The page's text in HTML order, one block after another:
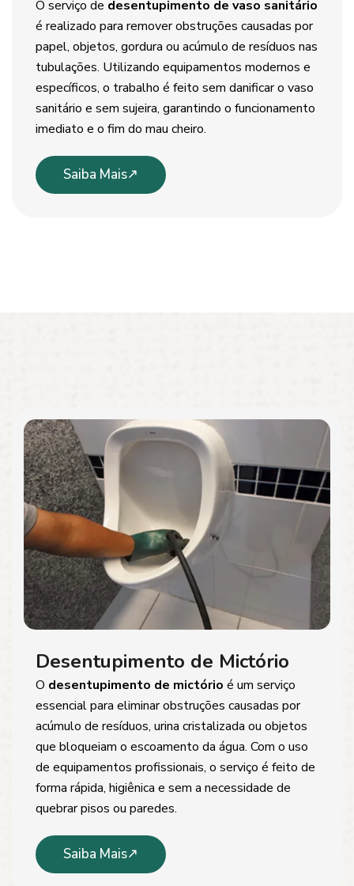
O serviço de desentupimento de vaso sanitário
é realizado para remover obstruções causadas por
papel, objetos, gordura ou acúmulo de resíduos nas
tubulações. Utilizando equipamentos modernos e
específicos, o trabalho é feito sem danificar o vaso
sanitário e sem sujeira, garantindo o funcionamento
imediato e o fim do mau cheiro.
Saiba Mais
Desentupimento de Mictório
O desentupimento de mictório é um serviço
essencial para eliminar obstruções causadas por
acúmulo de resíduos, urina cristalizada ou objetos
que bloqueiam o escoamento da água. Com o uso
de equipamentos profissionais, o serviço é feito de
forma rápida, higiênica e sem a necessidade de
quebrar pisos ou paredes.
Saiba Mais